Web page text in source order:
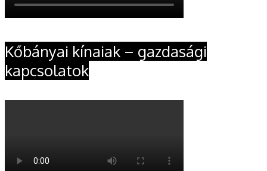
Kőbányai kínaiak – gazdasági
kapcsolatok